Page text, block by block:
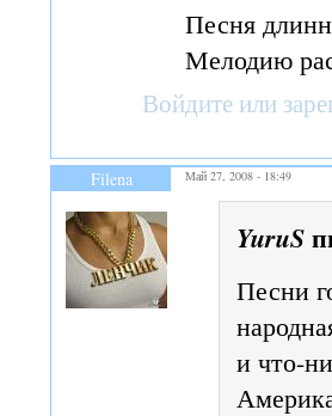
Песня
Мелодию
Войдите или
Filena Май 27, 2008 - 18:49
YuruS
Песни
и что-